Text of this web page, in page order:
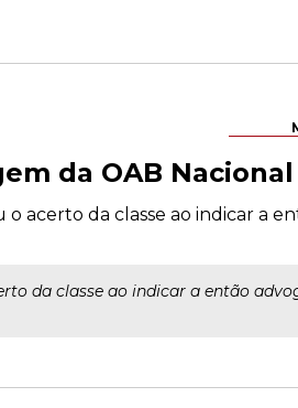
da OAB Nacional
acerto da classe ao indicar a
da classe ao indicar a então